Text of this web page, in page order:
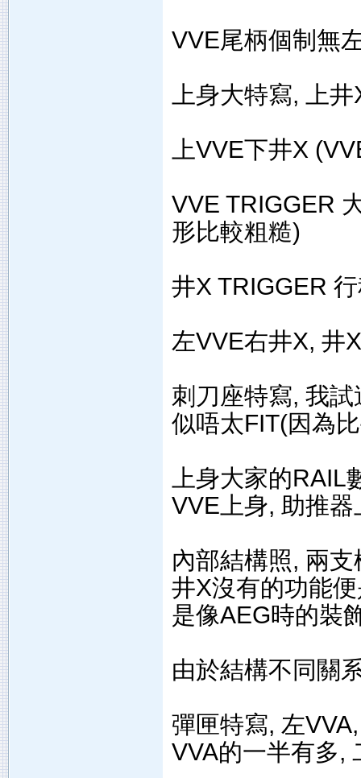
VVE尾柄個制無
上身大特寫, 上
上VVE下井X
VVE TRIGGER
形比較粗糙)
井X TRIGGER
左VVE右井X, 井
刺刀座特寫, 我
似唔太FIT(因為
上身大家的
VVE上身, 助推
內部結構照, 兩
井X沒有的功能
是像AEG時的裝
由於結構不同關
彈匣特寫, 左
VVA的一半有多,